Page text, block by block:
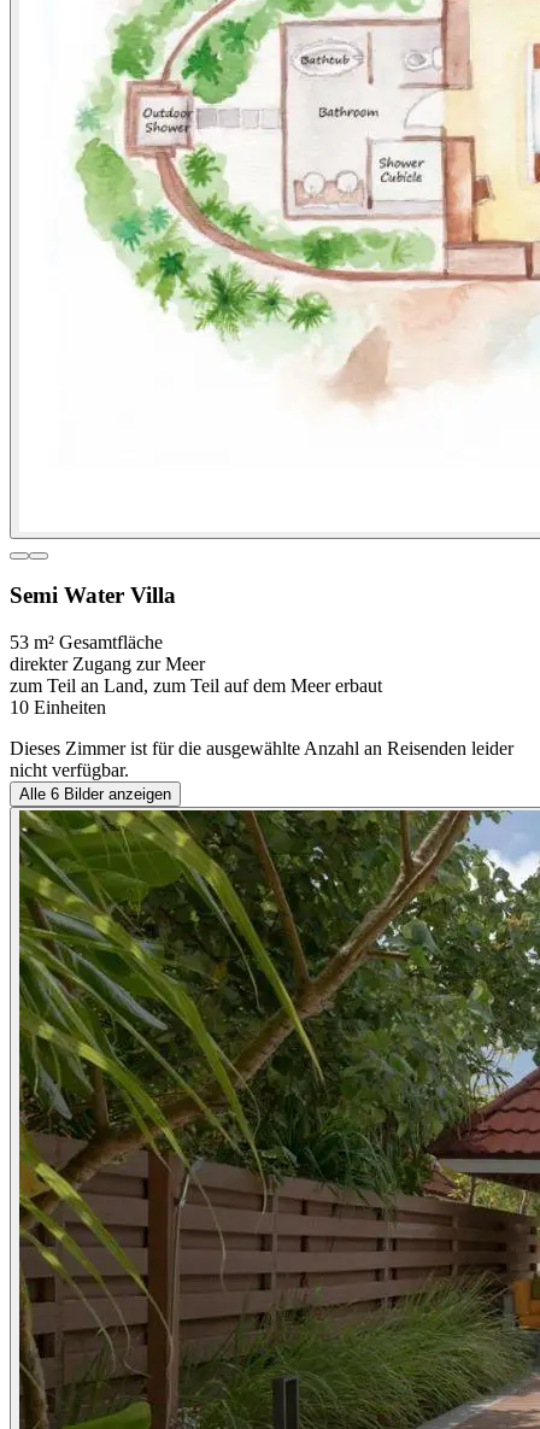
Semi Water Villa
53 m² Gesamtfläche
direkter Zugang zur Meer
zum Teil an Land, zum Teil auf dem Meer erbaut
10 Einheiten
Dieses Zimmer ist für die ausgewählte Anzahl an Reisenden leider
nicht verfügbar.
Alle 6 Bilder anzeigen